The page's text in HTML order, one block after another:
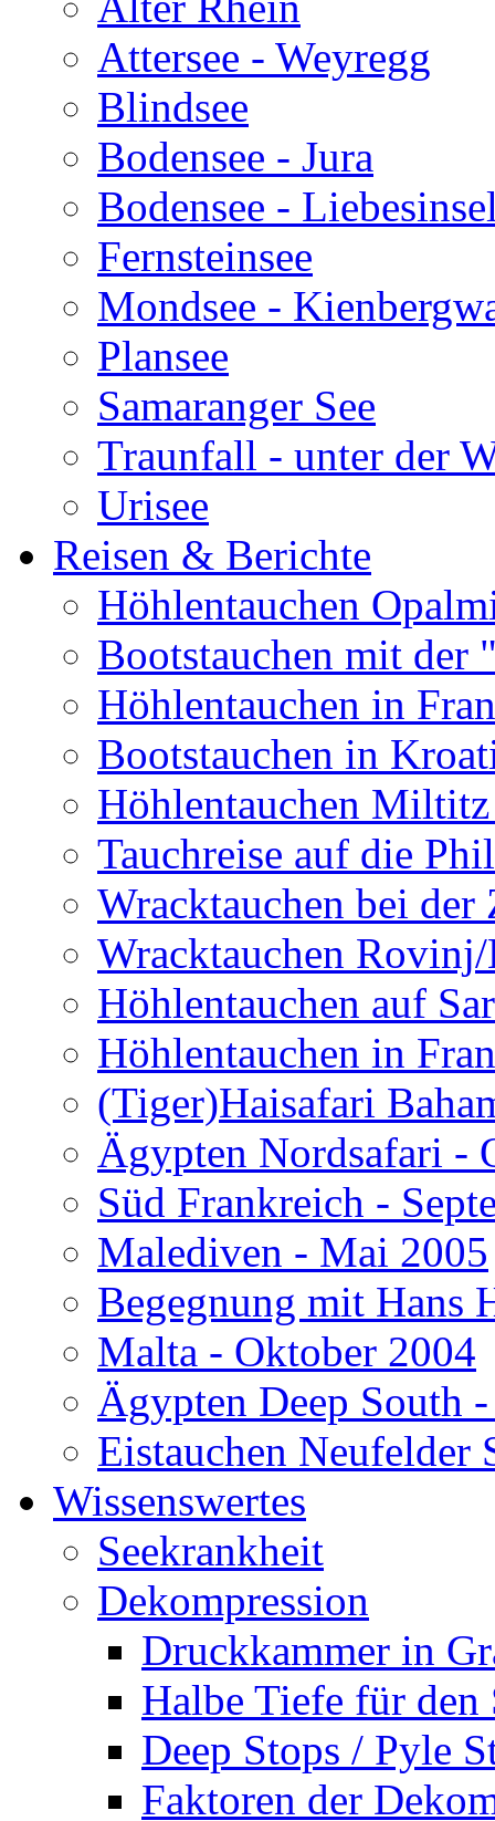
Attersee - Weyregg
Blindsee
Bodensee - Jura
Bodensee -
Fernsteinsee
Mondsee -
Plansee
Samaranger See
Traunfall - unter der
Urisee
Reisen & Berichte
Höhlentauchen
Bootstauchen mit
Höhlentauchen in
Bootstauchen in
Höhlentauchen
Tauchreise auf die
Wracktauchen bei der
Wracktauchen
Höhlentauchen auf
Höhlentauchen in
(Tiger)Haisafari
Ägypten Nordsafari -
Süd Frankreich -
Malediven - Mai 2005
Begegnung mit Hans
Malta - Oktober 2004
Ägypten Deep South
Eistauchen Neufelder
Wissenswertes
Seekrankheit
Dekompression
Druckkammer in
Halbe Tiefe für den
Deep Stops / Pyle
Faktoren der